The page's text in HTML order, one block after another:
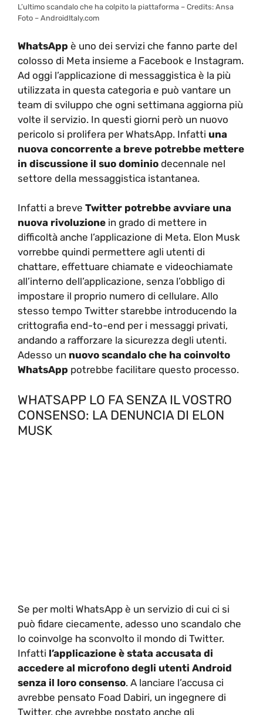
L’ultimo scandalo che ha colpito la piattaforma – Credits: Ansa
Foto – AndroidItaly.com
WhatsApp è uno dei servizi che fanno parte del
colosso di Meta insieme a Facebook e Instagram.
Ad oggi l’applicazione di messaggistica è la più
utilizzata in questa categoria e può vantare un
team di sviluppo che ogni settimana aggiorna più
volte il servizio. In questi giorni però un nuovo
pericolo si prolifera per WhatsApp. Infatti una
nuova concorrente a breve potrebbe mettere
in discussione il suo dominio decennale nel
settore della messaggistica istantanea.
Infatti a breve Twitter potrebbe avviare una
nuova rivoluzione in grado di mettere in
difficoltà anche l’applicazione di Meta. Elon Musk
vorrebbe quindi permettere agli utenti di
chattare, effettuare chiamate e videochiamate
all’interno dell’applicazione, senza l’obbligo di
impostare il proprio numero di cellulare. Allo
stesso tempo Twitter starebbe introducendo la
crittografia end-to-end per i messaggi privati,
andando a rafforzare la sicurezza degli utenti.
Adesso un nuovo scandalo che ha coinvolto
WhatsApp potrebbe facilitare questo processo.
WHATSAPP LO FA SENZA IL VOSTRO
CONSENSO: LA DENUNCIA DI ELON
MUSK
Se per molti WhatsApp è un servizio di cui ci si
può fidare ciecamente, adesso uno scandalo che
lo coinvolge ha sconvolto il mondo di Twitter.
Infatti l’applicazione è stata accusata di
accedere al microfono degli utenti Android
senza il loro consenso. A lanciare l’accusa ci
avrebbe pensato Foad Dabiri, un ingegnere di
Twitter, che avrebbe postato anche gli